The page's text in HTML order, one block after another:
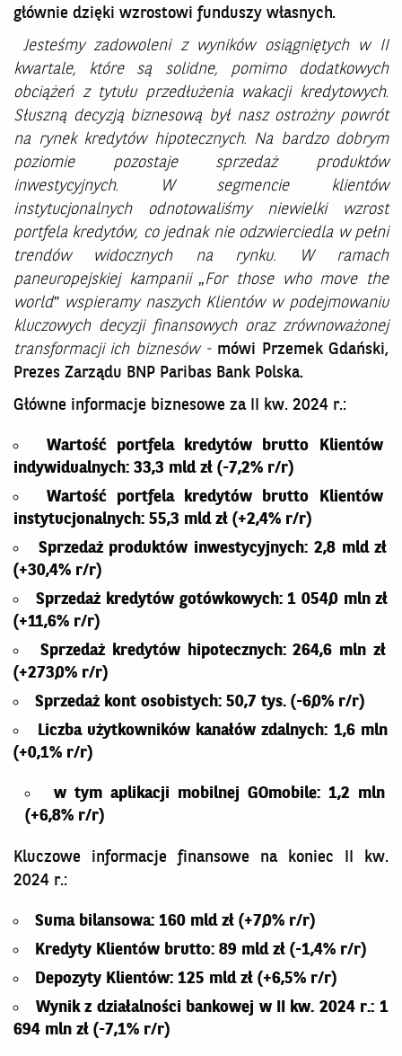
głównie dzięki wzrostowi funduszy własnych.
Jesteśmy zadowoleni z wyników osiągniętych w II
kwartale, które są solidne, pomimo dodatkowych
obciążeń z tytułu przedłużenia wakacji kredytowych.
Słuszną decyzją biznesową był nasz ostrożny powrót
na rynek kredytów hipotecznych. Na bardzo dobrym
poziomie pozostaje sprzedaż produktów
inwestycyjnych. W segmencie klientów
instytucjonalnych odnotowaliśmy niewielki wzrost
portfela kredytów, co jednak nie odzwierciedla w pełni
trendów widocznych na rynku. W ramach
paneuropejskiej kampanii „For those who move the
world” wspieramy naszych Klientów w podejmowaniu
kluczowych decyzji finansowych oraz zrównoważonej
transformacji ich biznesów - mówi Przemek Gdański,
Prezes Zarządu BNP Paribas Bank Polska.
Główne informacje biznesowe za II kw. 2024 r.:
Wartość portfela kredytów brutto Klientów
indywidualnych: 33,3 mld zł (-7,2% r/r)
Wartość portfela kredytów brutto Klientów
instytucjonalnych: 55,3 mld zł (+2,4% r/r)
Sprzedaż produktów inwestycyjnych: 2,8 mld zł
(+30,4% r/r)
Sprzedaż kredytów gotówkowych: 1 054,0 mln zł
(+11,6% r/r)
Sprzedaż kredytów hipotecznych: 264,6 mln zł
(+273,0% r/r)
Sprzedaż kont osobistych: 50,7 tys. (-6,0% r/r)
Liczba użytkowników kanałów zdalnych: 1,6 mln
(+0,1% r/r)
w tym aplikacji mobilnej GOmobile: 1,2 mln
(+6,8% r/r)
Kluczowe informacje finansowe na koniec II kw.
2024 r.:
Suma bilansowa: 160 mld zł (+7,0% r/r)
Kredyty Klientów brutto: 89 mld zł (-1,4% r/r)
Depozyty Klientów: 125 mld zł (+6,5% r/r)
Wynik z działalności bankowej w II kw. 2024 r.: 1
694 mln zł (-7,1% r/r)